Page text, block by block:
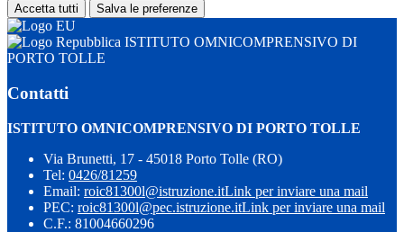
Accetta tutti Salva le preferenze
ISTITUTO OMNICOMPRENSIVO DI
PORTO TOLLE
Contatti
ISTITUTO OMNICOMPRENSIVO DI PORTO TOLLE
Via Brunetti, 17 - 45018 Porto Tolle (RO)
Tel: 0426/81259
Email: roic81300l@istruzione.itLink per inviare una mail
PEC: roic81300l@pec.istruzione.itLink per inviare una mail
C.F.: 81004660296